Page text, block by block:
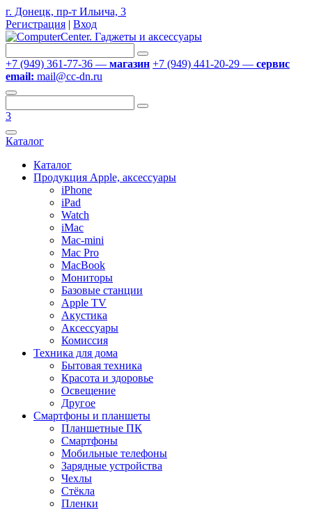
г. Донецк, пр-т Ильича, 3
Регистрация | Вход
+7 (949) 361-77-36 — магазин +7 (949) 441-20-29 — сервис
email: mail@cc-dn.ru
3
Каталог
Каталог
Продукция Apple, аксессуары
iPhone
iPad
Watch
iMac
Mac-mini
Mac Pro
MacBook
Мониторы
Базовые станции
Apple TV
Акустика
Аксессуары
Комиссия
Техника для дома
Бытовая техника
Красота и здоровье
Освещение
Другое
Смартфоны и планшеты
Планшетные ПК
Смартфоны
Мобильные телефоны
Зарядные устройства
Чехлы
Стёкла
Пленки